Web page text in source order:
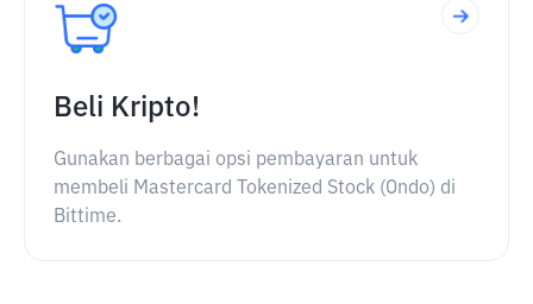
Beli Kripto!
Gunakan berbagai opsi pembayaran untuk
membeli Mastercard Tokenized Stock (Ondo) di
Bittime.